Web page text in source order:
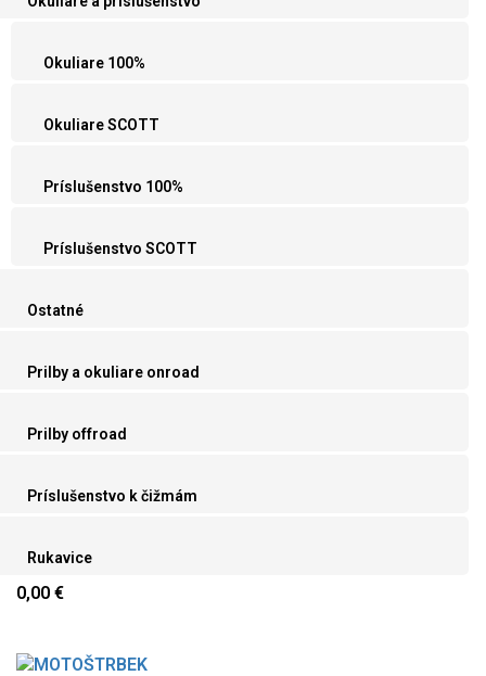
Okuliare 100%
Okuliare SCOTT
Príslušenstvo 100%
Príslušenstvo SCOTT
Ostatné
Prilby a okuliare onroad
Prilby offroad
Príslušenstvo k čižmám
Rukavice
0,00 €